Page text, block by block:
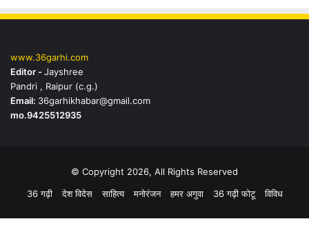
www.36garhi.com
Editor -Jayshree
Pandri , Raipur (c.g.)
Email: 36garhikhabar@gmail.com
mo.9425512935
© Copyright 2026, All Rights Reserved
36 गढ़ी
देश विदेस साहित्य मनोरंजन हमर अगुवा 36 गढ़ी फोटू विविध